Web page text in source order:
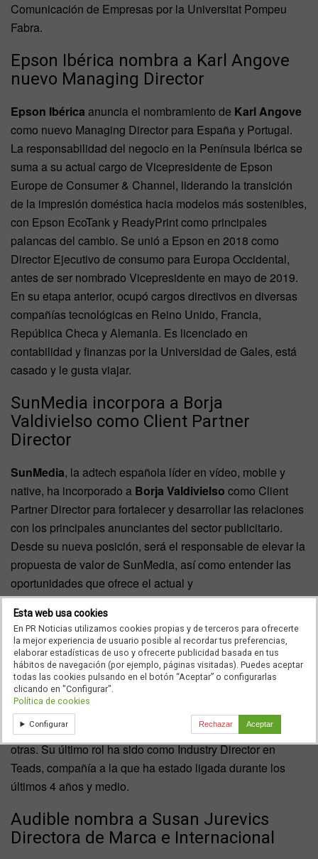
Comunicación de Empresas por la Universitat Pompeu
Fabra.
Epson Ibérica nombra a Karl Angove
nuevo Managing Director
Epson Ibérica anuncia el nombramiento de Karl Angove
como nuevo Managing Director para España y Portugal.
La responsabilidad del negocio en la Península Ibérica se
suma a su actual cargo de Vicepresidente de Epson
Europe de Consumer & Channel, liderando la transición
de la impresión doméstica hacia modelos más sostenibles,
con Epson EcoTank y ReadyPrint como principales
palancas del cambio. Se unió a Epson en 2018 como
Director Ejecutivo de consumo para Europa Occidental,
antes de ser nombrado Vicepresidente en mayo de 2019.
En su etapa anterior, ocupó cargos directivos en diversas
compañías tecnológicas en Reino Unido, Francia,
República Checa y Alemania. Es licenciado en
contabilidad y finanzas por la Universidad de Gales, está
casado y le gusta viajar.
SunMedia incorpora a Borja
Valdivielso como Client Partner
Director
SunMedia, la adtech española líder en vídeo, mobile y
native, ha incorporado a Borja Valdivielso como Client
Partner Director para fortalecer y desarrollar las relaciones
con los principales anunciantes del sector publicitario.
Desde su nueva posición, será el responsable de elevar la
propuesta de valor de SunMedia, así como entender las
oportunidades que ofrece el actual y
cambiante ecosistema digital. “Estoy muy feliz de
incorporarme al proyecto de SunMedia donde aglutinamos
una propuesta de valor transversal, con el compromiso de
innovar en diferentes soluciones digitales enfocadas a
cubrir y dar respuesta a las demandas de los anunciantes”,
afirma Valdivielso. Con más de 14 años en la industria
adtech publicitaria, ha desarrollado su carrera en
compañías como MediaResponse Group y HotWords entre
otras. Su último rol ha sido como Industry Director en
Teads, compañía a la que ha estado ligada durante los
últimos 4 años y medio.
Audible nombra a Susan Jurevics
Directora de Marca e Internacional
Esta web usa cookies
En PR Noticias utilizamos cookies propias y de terceros para ofrecerte
la mejor experiencia de usuario posible al recordar tus preferencias,
elaborar estadísticas de uso y ofrecerte publicidad basada en tus
hábitos de navegación (por ejemplo, páginas visitadas). Puedes aceptar
todas las cookies pulsando en el botón “Aceptar” o configurarlas
clicando en "Configurar".
Política de cookies
Configurar Rechazar Aceptar